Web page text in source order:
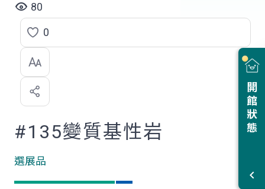
開館狀態
80
點
選
喜
歡
0
#135變質基性岩
選展品